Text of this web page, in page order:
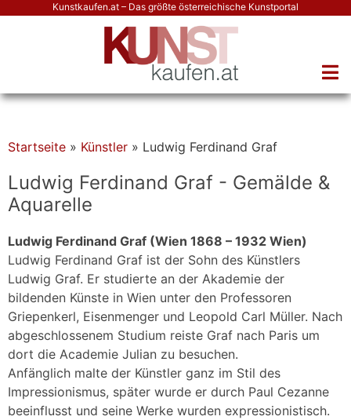
Kunstkaufen.at – Das größte österreichische Kunstportal
Startseite » Künstler » Ludwig Ferdinand Graf
Ludwig Ferdinand Graf - Gemälde &
Aquarelle
Ludwig Ferdinand Graf (Wien 1868 – 1932 Wien)
Ludwig Ferdinand Graf ist der Sohn des Künstlers
Ludwig Graf. Er studierte an der Akademie der
bildenden Künste in Wien unter den Professoren
Griepenkerl, Eisenmenger und Leopold Carl Müller. Nach
abgeschlossenem Studium reiste Graf nach Paris um
dort die Academie Julian zu besuchen.
Anfänglich malte der Künstler ganz im Stil des
Impressionismus, später wurde er durch Paul Cezanne
beeinflusst und seine Werke wurden expressionistisch.